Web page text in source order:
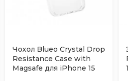
Чохол Blueo Crystal Drop
Resistance Case with
Magsafe для iPhone 15